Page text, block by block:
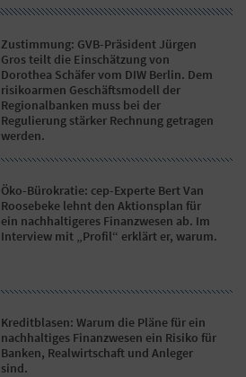
Zustimmung: GVB-Präsident Jürgen
Gros teilt die Einschätzung von
Dorothea Schäfer vom DIW Berlin. Dem
risikoarmen Geschäftsmodell der
Regionalbanken muss bei der
Regulierung stärker Rechnung getragen
werden.
Öko-Bürokratie: cep-Experte Bert Van
Roosebeke lehnt den Aktionsplan für
ein nachhaltigeres Finanzwesen ab. Im
Interview mit „Profil“ erklärt er, warum.
Kreditblasen: Warum die Pläne für ein
nachhaltiges Finanzwesen ein Risiko für
Banken, Realwirtschaft und Anleger
sind.